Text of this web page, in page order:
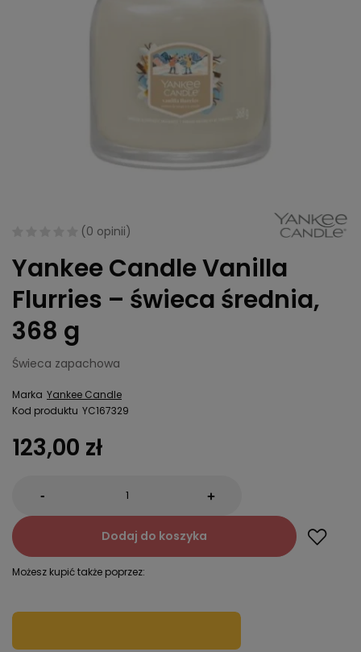
(0 opinii)
Yankee Candle Vanilla
Flurries – świeca średnia,
368 g
Świeca zapachowa
Marka Yankee Candle
Kod produktu YC167329
123,00 zł
- +
Dodaj do koszyka
Możesz kupić także poprzez: